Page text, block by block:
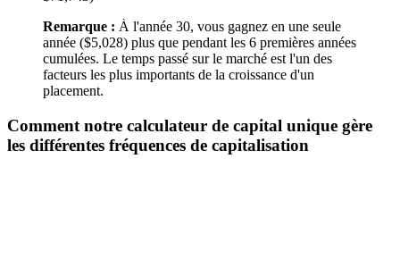
Remarque : À l'année 30, vous gagnez en une seule
année ($5,028) plus que pendant les 6 premières années
cumulées. Le temps passé sur le marché est l'un des
facteurs les plus importants de la croissance d'un
placement.
Comment notre calculateur de capital unique gère
les différentes fréquences de capitalisation